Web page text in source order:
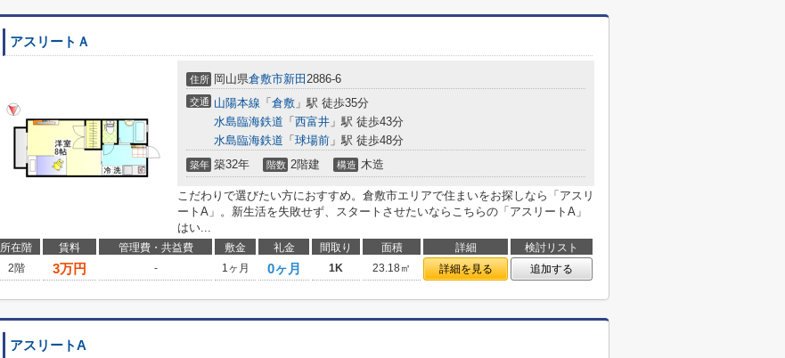
アスリートＡ
住所 岡山県倉敷市新田 2886-6
交通 山陽本線 「 倉敷 」駅 徒歩35分
水島臨海鉄道 「 西富井 」駅 徒歩43分
水島臨海鉄道 「 球場前 」駅 徒歩48分
築年 築32年 階数 2階建 構造 木造
こだわりで選びたい方におすすめ。倉敷市エリアで住まいをお探しなら「アスリ
ートA」。新生活を失敗せず、スタートさせたいならこちらの「アスリートA」
はい...
所在階 賃料 管理費・共益費 敷金 礼金 間取り 面積 詳細
検討リスト
2階
3万円 - 1ヶ月 0ヶ月 1K 23.18㎡ 詳細を見る 追加する
アスリートA